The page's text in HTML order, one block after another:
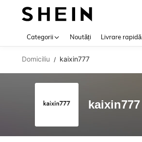
Categorii Noutăți Livrare rapidă
Domiciliu / kaixin777
kaixin777